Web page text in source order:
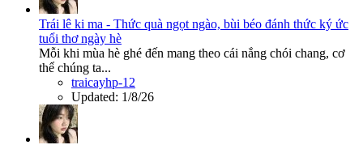
Trái lê ki ma - Thức quà ngọt ngào, bùi béo đánh thức ký ức
tuổi thơ ngày hè
Mỗi khi mùa hè ghé đến mang theo cái nắng chói chang, cơ
thể chúng ta...
traicayhp-12
Updated: 1/8/26